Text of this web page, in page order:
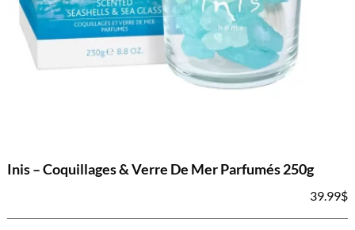
Inis – Coquillages & Verre De Mer Parfumés 250g
39.99$